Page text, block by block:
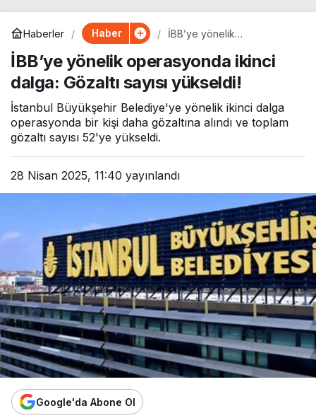
Haberler Haber
İBB’ye yönelik
Gözaltı sayısı yükseldi!
İBB’ye yönelik operasyonda ikinci
dalga: Gözaltı sayısı yükseldi!
İstanbul Büyükşehir Belediye'ye yönelik ikinci dalga
operasyonda bir kişi daha gözaltına alındı ve toplam
gözaltı sayısı 52'ye yükseldi.
28 Nisan 2025, 11:40 yayınlandı
Google'da Abone Ol